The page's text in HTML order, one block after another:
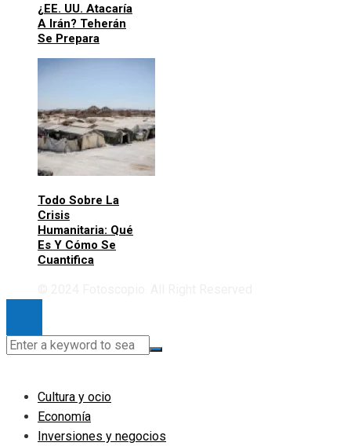
¿EE. UU. Atacaría
A Irán? Teherán
Se Prepara
Todo Sobre La
Crisis
Humanitaria: Qué
Es Y Cómo Se
Cuantifica
Cultura y ocio
Economía
Inversiones y negocios